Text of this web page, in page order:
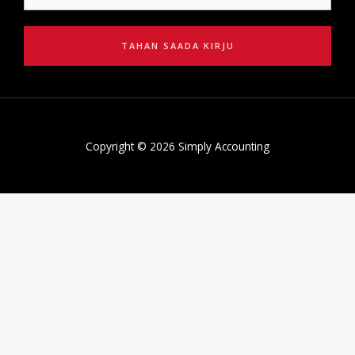
TAHAN SAADA KIRJU
Copyright © 2026 Simply Accounting